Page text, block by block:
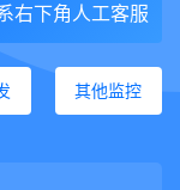
右下角人工客服
其他监控